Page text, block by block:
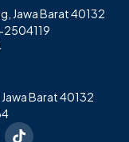
Jawa Barat 40132
Barat 40132